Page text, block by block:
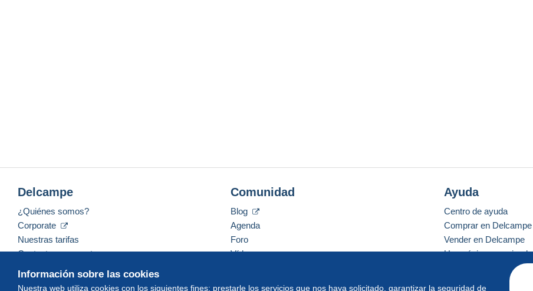
Información sobre las cookies
Nuestra web utiliza cookies con los siguientes fines: prestarle los servicios que nos haya solicitado, garantizar la seguridad de
Delcampe
¿Quiénes somos?
Corporate
Nuestras tarifas
Contacte con nosotros
Comunidad
Blog
Agenda
Foro
Vídeos
Ayuda
Centro de ayuda
Comprar en Delcampe
Vender en Delcampe
Una página securizada